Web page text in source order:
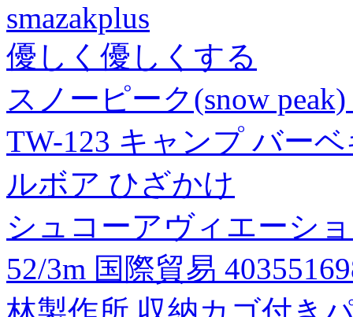
smazakplus
優しく優しくする
スノーピーク(snow
TW-123 キャンプ バー
ルボア ひざかけ
シュコーアヴィエーシ
52/3m 国際貿易